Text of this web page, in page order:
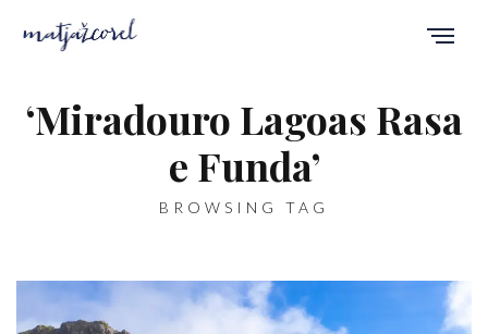
‘Miradouro Lagoas Rasa
e Funda’
BROWSING TAG